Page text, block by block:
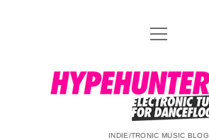
DATENSCHUTZ
DJ-TEAM
ABOUT
Menü
öffnen
hypehunters
INDIE/TRONIC MUSIC BLOG